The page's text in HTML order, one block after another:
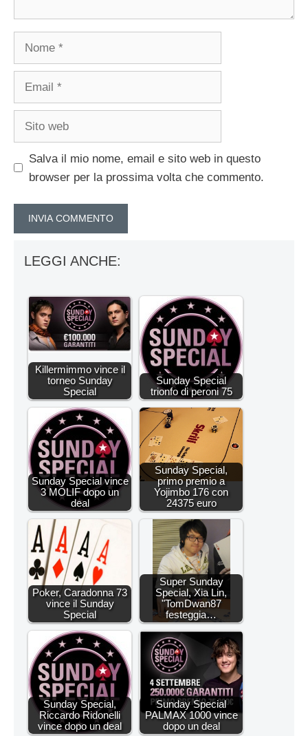
Salva il mio nome, email e sito web in questo
browser per la prossima volta che commento.
LEGGI ANCHE:
Killermimmo vince il
torneo Sunday
Special
Sunday Special
trionfo di peroni 75
Sunday Special vince
3 MOLIF dopo un
deal
Sunday Special,
primo premio a
Yojimbo 176 con
24375 euro
Poker, Caradonna 73
vince il Sunday
Special
Super Sunday
Special, Xia Lin,
"TomDwan87
festeggia…
Sunday Special,
Riccardo Ridonelli
vince dopo un deal
Sunday Special
PALMAX 1000 vince
dopo un deal